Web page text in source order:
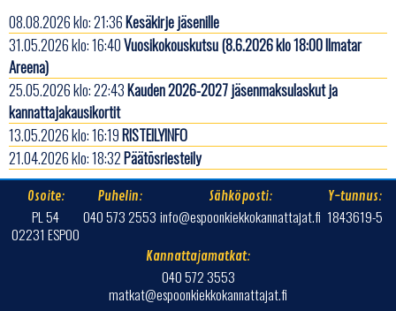
08.08.2026 klo: 21:36Kesäkirje jäsenille
31.05.2026 klo: 16:40Vuosikokouskutsu (8.6.2026 klo 18:00 Ilmatar
Areena)
25.05.2026 klo: 22:43Kauden 2026-2027 jäsenmaksulaskut ja
kannattajakausikortit
13.05.2026 klo: 16:19RISTEILYINFO
21.04.2026 klo: 18:32Päätösriesteily
Osoite:
PL 54
02231 ESPOO
Puhelin:
040 573 2553
Sähköposti:
info@espoonkiekkokannattajat.fi
Y-tunnus:
1843619-5
Kannattajamatkat:
040 572 3553
matkat@espoonkiekkokannattajat.fi